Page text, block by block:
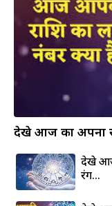
देखे आज का अपना
देखे
रंग…